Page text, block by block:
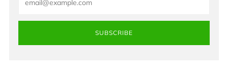
SUBSCRIBE